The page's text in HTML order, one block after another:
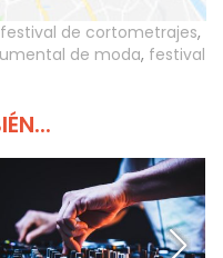
festival de cortometrajes,
de moda, festival